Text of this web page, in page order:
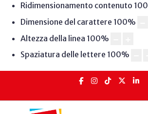
Ridimensionamento contenuto 100
Dimensione del carattere 100%
Altezza della linea 100%
Spaziatura delle lettere 100%